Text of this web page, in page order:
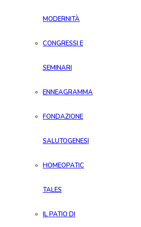
MODERNITÀ
CONGRESSI E
SEMINARI
ENNEAGRAMMA
FONDAZIONE
SALUTOGENESI
HOMEOPATIC
TALES
IL PATIO DI